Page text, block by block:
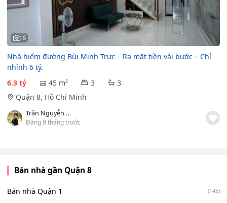
6
Nhà hiếm đường Bùi Minh Trực – Ra mặt tiền vài bước – Chỉ
nhỉnh 6 tỷ.
6.3 tỷ
45 m² 3
3
Quận 8, Hồ Chí Minh
Trần Nguyễn Thanh Hoà
Đăng 9 tháng trước
Bán nhà gần Quận 8
Bán nhà Quận 1 (145)